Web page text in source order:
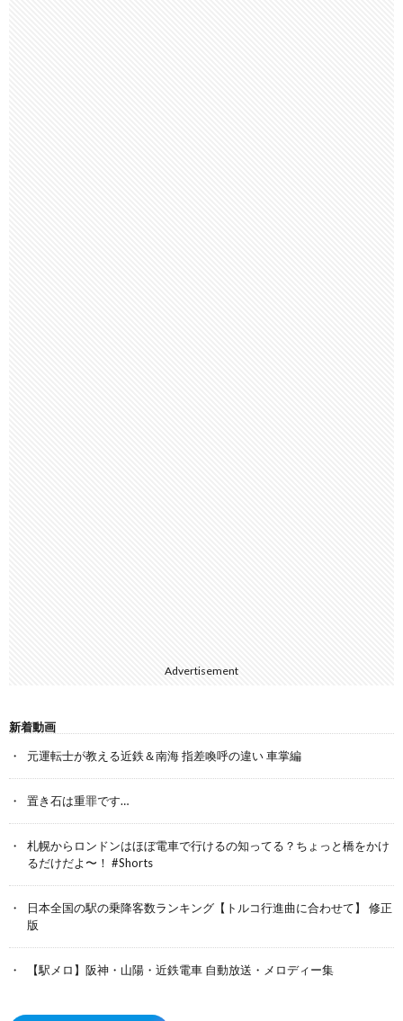
Advertisement
新着動画
元運転士が教える近鉄＆南海 指差喚呼の違い 車掌編
置き石は重罪です…
札幌からロンドンはほぼ電車で行けるの知ってる？ちょっと橋をかけ
るだけだよ〜！ #Shorts
日本全国の駅の乗降客数ランキング【トルコ行進曲に合わせて】 修正
版
【駅メロ】阪神・山陽・近鉄電車 自動放送・メロディー集